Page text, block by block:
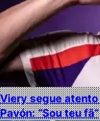
Viery segue
Pavón: “Sou teu fã”